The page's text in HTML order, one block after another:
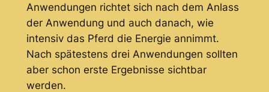
Anwendungen richtet sich nach dem Anlass
der Anwendung und auch danach, wie
intensiv das Pferd die Energie annimmt.
Nach spätestens drei Anwendungen sollten
aber schon erste Ergebnisse sichtbar
werden.